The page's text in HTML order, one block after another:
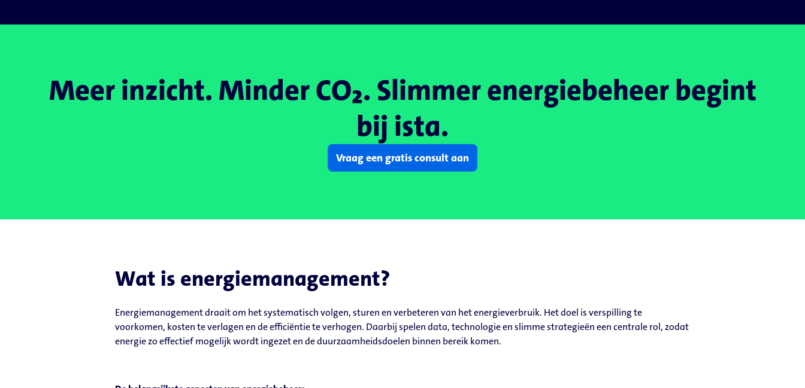
Meer inzicht. Minder CO₂. Slimmer energiebeheer begint
bij ista.
Vraag een gratis consult aan
Wat is energiemanagement?
Energiemanagement draait om het systematisch volgen, sturen en verbeteren van het energieverbruik. Het doel is verspilling te
voorkomen, kosten te verlagen en de efficiëntie te verhogen. Daarbij spelen data, technologie en slimme strategieën een centrale rol, zodat
energie zo effectief mogelijk wordt ingezet en de duurzaamheidsdoelen binnen bereik komen.